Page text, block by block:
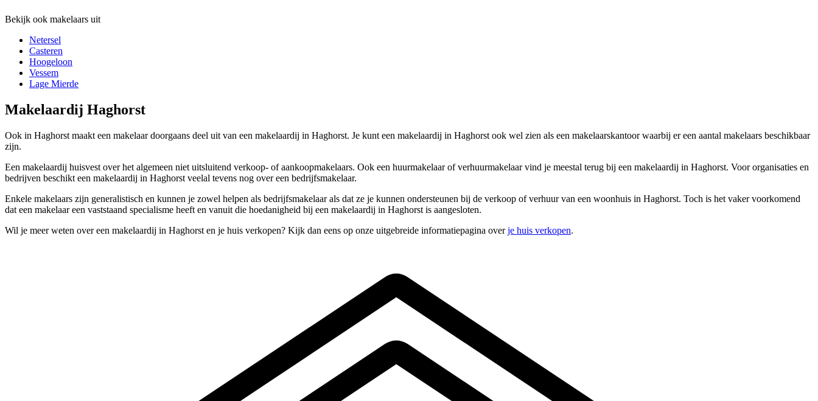
Bekijk ook makelaars uit
Netersel
Casteren
Hoogeloon
Vessem
Lage Mierde
Makelaardij Haghorst
Ook in Haghorst maakt een makelaar doorgaans deel uit van een makelaardij in Haghorst. Je kunt een makelaardij in Haghorst ook wel zien als een makelaarskantoor waarbij er een aantal makelaars beschikbaar
zijn.
Een makelaardij huisvest over het algemeen niet uitsluitend verkoop- of aankoopmakelaars. Ook een huurmakelaar of verhuurmakelaar vind je meestal terug bij een makelaardij in Haghorst. Voor organisaties en
bedrijven beschikt een makelaardij in Haghorst veelal tevens nog over een bedrijfsmakelaar.
Enkele makelaars zijn generalistisch en kunnen je zowel helpen als bedrijfsmakelaar als dat ze je kunnen ondersteunen bij de verkoop of verhuur van een woonhuis in Haghorst. Toch is het vaker voorkomend
dat een makelaar een vaststaand specialisme heeft en vanuit die hoedanigheid bij een makelaardij in Haghorst is aangesloten.
Wil je meer weten over een makelaardij in Haghorst en je huis verkopen? Kijk dan eens op onze uitgebreide informatiepagina overje huis verkopen.